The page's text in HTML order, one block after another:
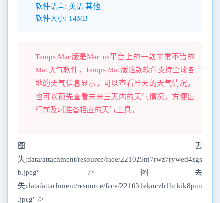
软件语言: 英语 其他
软件大小: 14MB
Temps Mac版是Mac os平台上的一款非常不错的
Mac天气软件，Temps Mac版这款软件支持全球各
地的天气信息显示，可以查看当天的天气情况，
也可以预先查看未来三天内的天气情况，方便出
行前及时准备相应的天气工具。
图丢
失:data/attachment/resource/face/221025m7rwz7rywed4zgs
b.jpeg" />图丢
失:data/attachment/resource/face/221031eknczh1hckik8pnn
.jpeg" />